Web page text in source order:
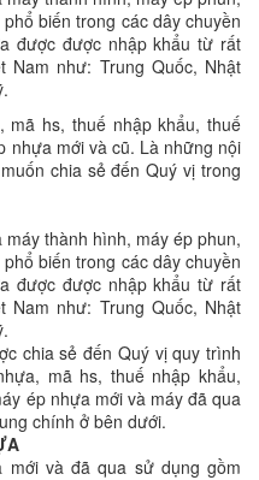
biến trong các dây chuyền
được được nhập khẩu từ rất
Nam như: Trung Quốc, Nhật
, mã hs, thuế nhập khẩu, thuế
nhựa mới và cũ. Là những nội
chia sẻ đến Quý vị trong
thành hình, máy ép phun,
biến trong các dây chuyền
được được nhập khẩu từ rất
Nam như: Trung Quốc, Nhật
chia sẻ đến Quý vị quy trình
mã hs, thuế nhập khẩu,
ép nhựa mới và máy đã qua
chính ở bên dưới.
mới và đã qua sử dụng gồm